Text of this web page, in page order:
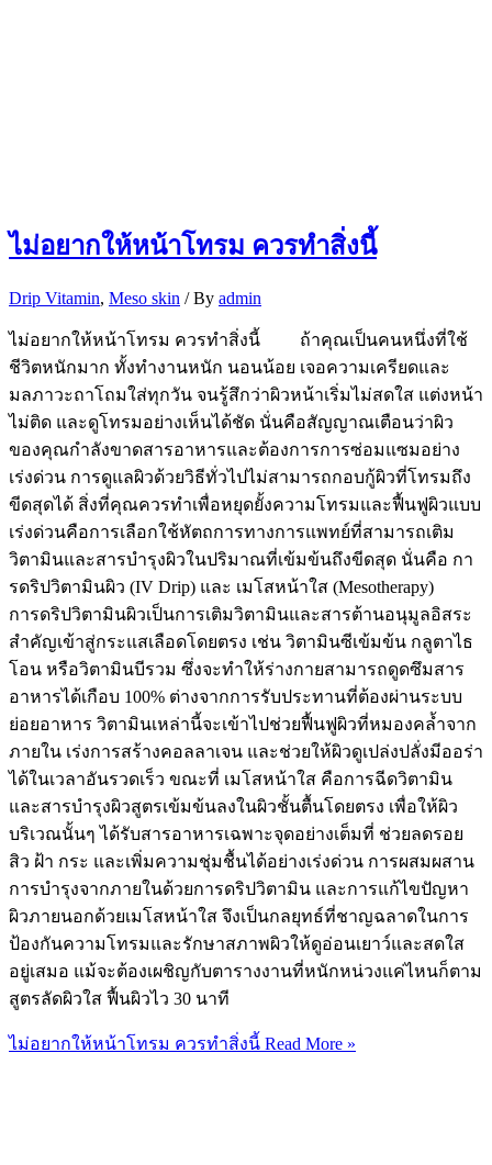
ไม่อยากให้หน้าโทรม ควรทำสิ่งนี้
Drip Vitamin, Meso skin / By admin
ไม่อยากให้หน้าโทรม ควรทำสิ่งนี้ ถ้าคุณเป็นคนหนึ่งที่ใช้
ชีวิตหนักมาก ทั้งทำงานหนัก นอนน้อย เจอความเครียดและ
มลภาวะถาโถมใส่ทุกวัน จนรู้สึกว่าผิวหน้าเริ่มไม่สดใส แต่งหน้า
ไม่ติด และดูโทรมอย่างเห็นได้ชัด นั่นคือสัญญาณเตือนว่าผิว
ของคุณกำลังขาดสารอาหารและต้องการการซ่อมแซมอย่าง
เร่งด่วน การดูแลผิวด้วยวิธีทั่วไปไม่สามารถกอบกู้ผิวที่โทรมถึง
ขีดสุดได้ สิ่งที่คุณควรทำเพื่อหยุดยั้งความโทรมและฟื้นฟูผิวแบบ
เร่งด่วนคือการเลือกใช้หัตถการทางการแพทย์ที่สามารถเติม
วิตามินและสารบำรุงผิวในปริมาณที่เข้มข้นถึงขีดสุด นั่นคือ กา
รดริปวิตามินผิว (IV Drip) และ เมโสหน้าใส (Mesotherapy)
การดริปวิตามินผิวเป็นการเติมวิตามินและสารต้านอนุมูลอิสระ
สำคัญเข้าสู่กระแสเลือดโดยตรง เช่น วิตามินซีเข้มข้น กลูตาไธ
โอน หรือวิตามินบีรวม ซึ่งจะทำให้ร่างกายสามารถดูดซึมสาร
อาหารได้เกือบ 100% ต่างจากการรับประทานที่ต้องผ่านระบบ
ย่อยอาหาร วิตามินเหล่านี้จะเข้าไปช่วยฟื้นฟูผิวที่หมองคล้ำจาก
ภายใน เร่งการสร้างคอลลาเจน และช่วยให้ผิวดูเปล่งปลั่งมีออร่า
ได้ในเวลาอันรวดเร็ว ขณะที่ เมโสหน้าใส คือการฉีดวิตามิน
และสารบำรุงผิวสูตรเข้มข้นลงในผิวชั้นตื้นโดยตรง เพื่อให้ผิว
บริเวณนั้นๆ ได้รับสารอาหารเฉพาะจุดอย่างเต็มที่ ช่วยลดรอย
สิว ฝ้า กระ และเพิ่มความชุ่มชื้นได้อย่างเร่งด่วน การผสมผสาน
การบำรุงจากภายในด้วยการดริปวิตามิน และการแก้ไขปัญหา
ผิวภายนอกด้วยเมโสหน้าใส จึงเป็นกลยุทธ์ที่ชาญฉลาดในการ
ป้องกันความโทรมและรักษาสภาพผิวให้ดูอ่อนเยาว์และสดใส
อยู่เสมอ แม้จะต้องเผชิญกับตารางงานที่หนักหน่วงแค่ไหนก็ตาม
สูตรลัดผิวใส ฟื้นผิวไว 30 นาที
ไม่อยากให้หน้าโทรม ควรทำสิ่งนี้ Read More »